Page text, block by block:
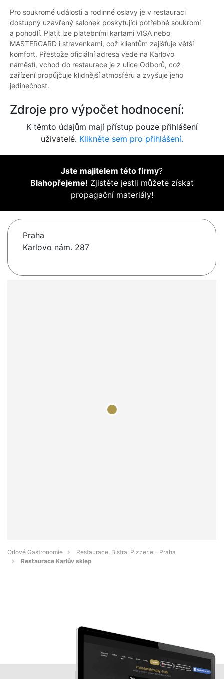
Pro soukromé události a rodinné oslavy je v restauraci
dostupný uzavřený salonek poskytující potřebné soukromí
a pohodlí. Platit lze platebními kartami VISA nebo
MASTERCARD i stravenkami, což klientům zajišťuje větší
komfort. Přestože oficiální adresa vede na Karlovo
náměstí, vchod do restaurace je z ulice Odborů, což
zařízení propůjčuje klidnější atmosféru a zvyšuje jeho
jedinečnost.
Zdroje pro výpočet hodnocení:
K těmto údajům mají přístup pouze přihlášení
uživatelé. Klikněte sem pro přihlášení.
Jste majitelem této firmy?
Blahopřejeme! Zjistěte jestli můžete získat
propagační materiály!
Praha
Karlovo nám. 287
Orlové Gastronomie
Restaurace, Bistra, Pizzerie - Praha
Restaurace Karlův sklep